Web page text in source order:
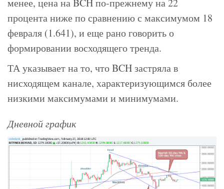
менее, цена на BCH по-прежнему на 22
процента ниже по сравнению с максимумом 18
февраля (1.641), и еще рано говорить о
формировании восходящего тренда.
ТА указывает на то, что BCH застряла в
нисходящем канале, характеризующимся более
низкими максимумами и минимумами.
Дневной график